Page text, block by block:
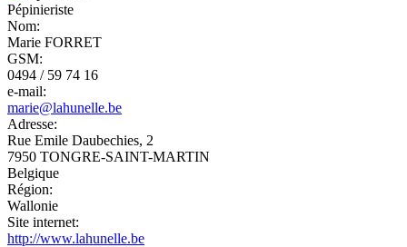
Pépinieriste
Nom:
Marie FORRET
GSM:
0494 / 59 74 16
e-mail:
marie@lahunelle.be
Adresse:
Rue Emile Daubechies, 2
7950 TONGRE-SAINT-MARTIN
Belgique
Région:
Wallonie
Site internet:
http://www.lahunelle.be